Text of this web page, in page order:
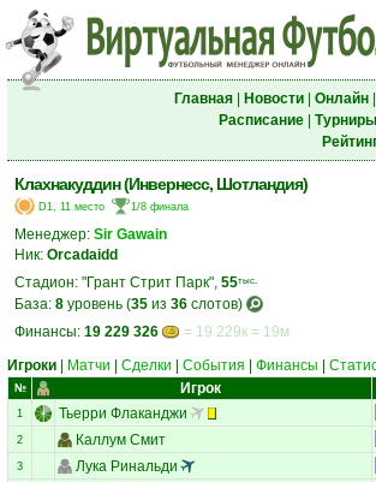
Главная| Новости| Онлайн|
Расписание| Турниры
Клахнакуддин (Инвернесс, Шотландия)
D1, 11 место 1/8 финала
Менеджер: Sir Gawain
Ник: Orcadaidd
Стадион: "Грант Стрит Парк", 55тыс.
База: 8 уровень (35 из 36 слотов)
Финансы: 19 229 326
= 19 229к = 19м
Игроки
Матчи Сделки События Финансы
№ Игрок
1 Тьерри Флаканджи
2 Каллум Смит
3 Лука Ринальди